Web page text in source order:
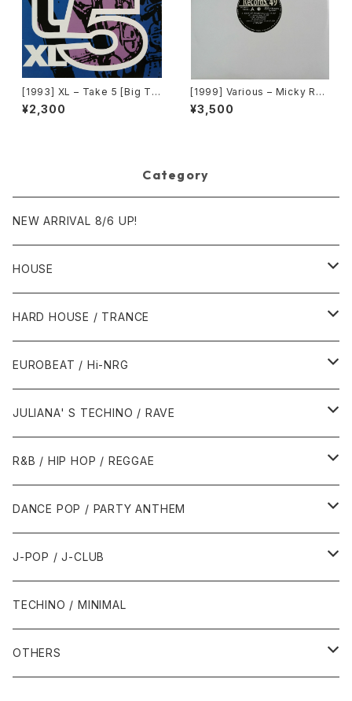
[1993] XL – Take 5 [Big Ti
me International]
¥2,300
[1999] Various – Micky Rec
ord Vol. 49 [Micky Record
s Inc.][PROMO]
¥3,500
Category
NEW ARRIVAL 8/6 UP!
HOUSE
1980年代
1987年・以前
1988年
1990年代
1990年
1991年
1995年
1996年
2000年代
2000年
2001年
2005年
2010年代
2010年
2011年
HARD HOUSE / TRANCE
1990年代
1994年・以前
1995年
1999年
2000年代
2000年
2001年
2005年
EUROBEAT / Hi-NRG
1980年代
1986年・以前
1987年
1990年代
1990年
1991年
2000年代
JULIANA' S TECHINO / RAVE
1990年代
1990年
1991年
2000年代
2000年
2001年
R&B / HIP HOP / REGGAE
1980年代
1985年・以前
1986年
1990年代
1990年
1991年
2000年代
2000年
DANCE POP / PARTY ANTHEM
1980年代
1988年・以前
1989年
1990年代
1990年
2000年代
J-POP / J-CLUB
1980年代
1990年代
TECHINO / MINIMAL
OTHERS